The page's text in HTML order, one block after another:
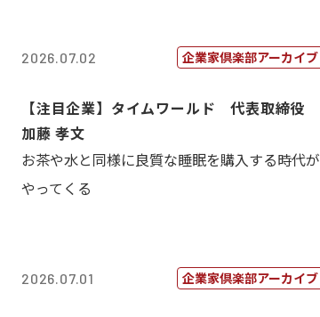
2026.07.02 企業家倶楽部アーカイブ
【注目企業】タイムワールド 代表取締役
加藤 孝文
お茶や水と同様に良質な睡眠を購入する時代が
やってくる
2026.07.01 企業家倶楽部アーカイブ